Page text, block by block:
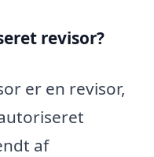
revisor?
er en revisor,
af